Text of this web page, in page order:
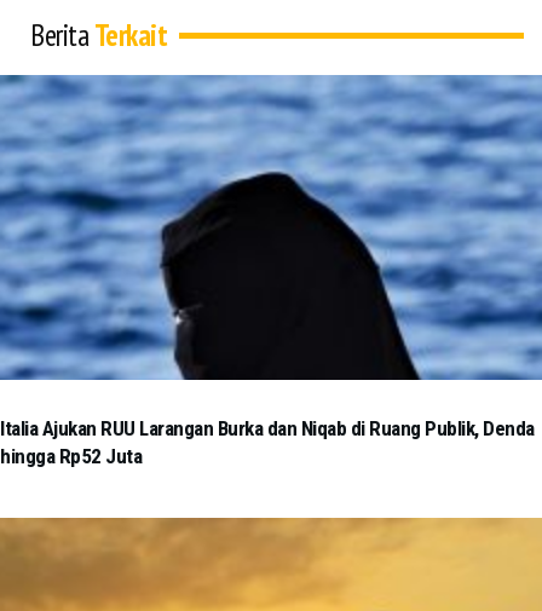
BeritaTerkait
Italia Ajukan RUU Larangan Burka dan Niqab di Ruang Publik, Denda
hingga Rp52 Juta